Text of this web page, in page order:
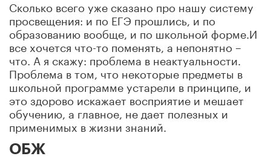
Сколько всего уже сказано про нашу систему
просвещения: и по ЕГЭ прошлись, и по
образованию вообще, и по школьной форме.И
все хочется что-то поменять, а непонятно –
что. А я скажу: проблема в неактуальности.
Проблема в том, что некоторые предметы в
школьной программе устарели в принципе, и
это здорово искажает восприятие и мешает
обучению, а главное, не дает полезных и
применимых в жизни знаний.
ОБЖ